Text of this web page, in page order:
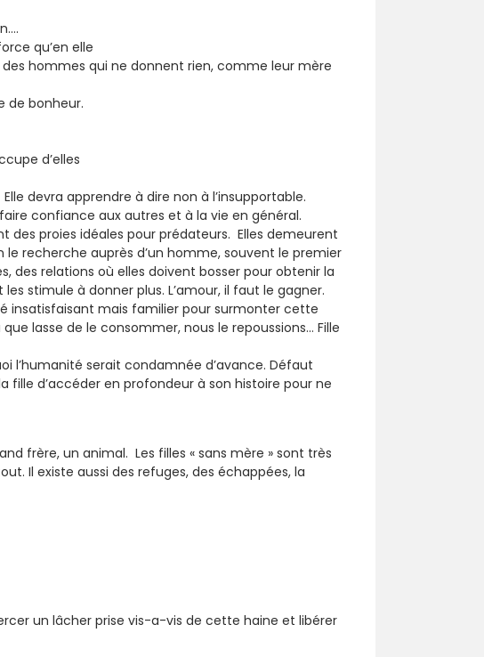
qu’en elle
des hommes qui ne donnent rien, comme leur mère
de bonheur.
d’elles
devra apprendre à dire non à l’insupportable.
confiance aux autres et à la vie en général.
proies idéales pour prédateurs. Elles demeurent
recherche auprès d’un homme, souvent le premier
des relations où elles doivent bosser pour obtenir la
stimule à donner plus. L’amour, il faut le gagner.
insatisfaisant mais familier pour surmonter cette
lasse de le consommer, nous le repoussions… Fille
l’humanité serait condamnée d’avance. Défaut
fille d’accéder en profondeur à son histoire pour ne
frère, un animal. Les filles « sans mère » sont très
Il existe aussi des refuges, des échappées, la
un lâcher prise vis-a-vis de cette haine et libérer